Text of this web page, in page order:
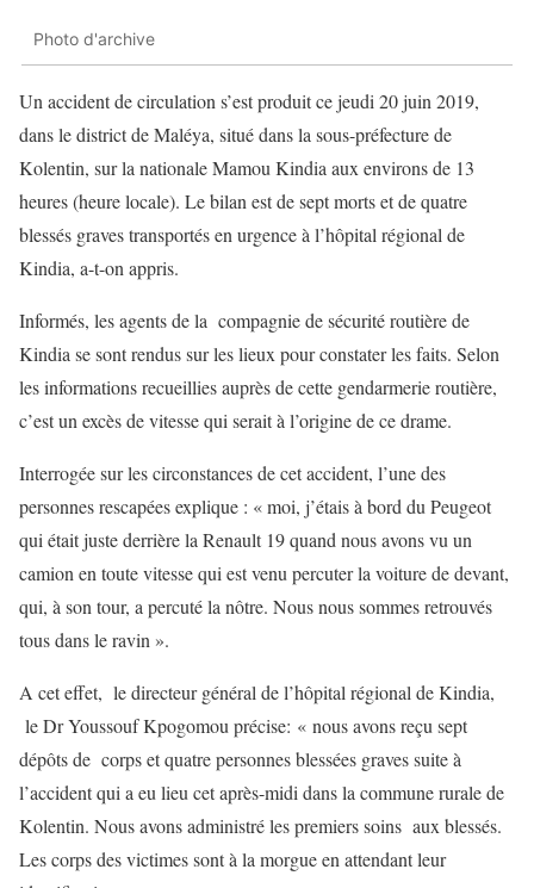
Photo d'archive
Un accident de circulation s’est produit ce jeudi 20 juin 2019,
dans le district de Maléya, situé dans la sous-préfecture de
Kolentin, sur la nationale Mamou Kindia aux environs de 13
heures (heure locale). Le bilan est de sept morts et de quatre
blessés graves transportés en urgence à l’hôpital régional de
Kindia, a-t-on appris.
Informés, les agents de la compagnie de sécurité routière de
Kindia se sont rendus sur les lieux pour constater les faits. Selon
les informations recueillies auprès de cette gendarmerie routière,
c’est un excès de vitesse qui serait à l’origine de ce drame.
Interrogée sur les circonstances de cet accident, l’une des
personnes rescapées explique : « moi, j’étais à bord du Peugeot
qui était juste derrière la Renault 19 quand nous avons vu un
camion en toute vitesse qui est venu percuter la voiture de devant,
qui, à son tour, a percuté la nôtre. Nous nous sommes retrouvés
tous dans le ravin ».
A cet effet, le directeur général de l’hôpital régional de Kindia,
le Dr Youssouf Kpogomou précise: « nous avons reçu sept
dépôts de corps et quatre personnes blessées graves suite à
l’accident qui a eu lieu cet après-midi dans la commune rurale de
Kolentin. Nous avons administré les premiers soins aux blessés.
Les corps des victimes sont à la morgue en attendant leur